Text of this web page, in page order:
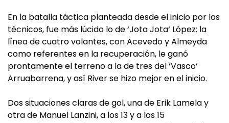
En la batalla táctica planteada desde el inicio por los
técnicos, fue más lúcido lo de ‘Jota Jota‘ López: la
línea de cuatro volantes, con Acevedo y Almeyda
como referentes en la recuperación, le ganó
prontamente el terreno a la de tres del ‘Vasco‘
Arruabarrena, y así River se hizo mejor en el inicio.
Dos situaciones claras de gol, una de Erik Lamela y
otra de Manuel Lanzini, a los 13 y a los 15